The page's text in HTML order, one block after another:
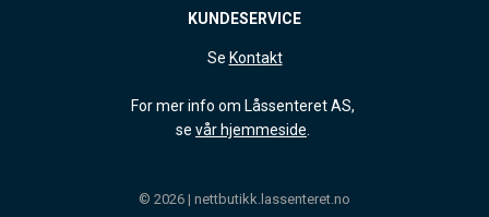
KUNDESERVICE
Se Kontakt
For mer info om Låssenteret AS,
se vår hjemmeside
© 2026 | nettbutikk.lassenteret.no